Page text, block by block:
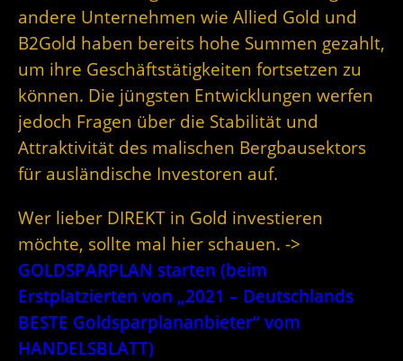
andere Unternehmen wie Allied Gold und
B2Gold haben bereits hohe Summen gezahlt,
um ihre Geschäftstätigkeiten fortsetzen zu
können. Die jüngsten Entwicklungen werfen
jedoch Fragen über die Stabilität und
Attraktivität des malischen Bergbausektors
für ausländische Investoren auf.
Wer lieber DIREKT in Gold investieren
möchte, sollte mal hier schauen. ->
GOLDSPARPLAN starten (beim
Erstplatzierten von „2021 – Deutschlands
BESTE Goldsparplananbieter“ vom
HANDELSBLATT)